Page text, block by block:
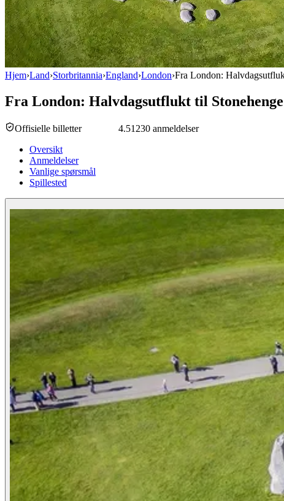
Hjem›Land›Storbritannia›England›London›Fra London:
Fra London: Halvdagsutflukt til Stonehenge
Offisielle billetter 4.51230 anmeldelser
Oversikt
Anmeldelser
Vanlige spørsmål
Spillested